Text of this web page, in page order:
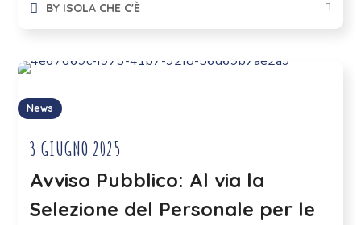
BY ISOLA CHE C'È
News
3 GIUGNO 2025
Avviso Pubblico: Al via la
Selezione del Personale per le